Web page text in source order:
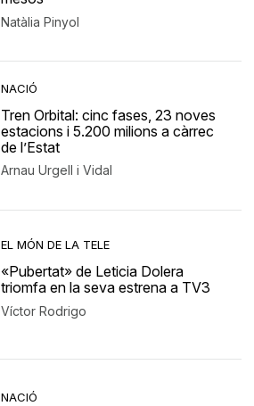
Natàlia Pinyol
NACIÓ
Tren Orbital: cinc fases, 23 noves
estacions i 5.200 milions a càrrec
de l’Estat
Arnau Urgell i Vidal
EL MÓN DE LA TELE
«Pubertat» de Leticia Dolera
triomfa en la seva estrena a TV3
Víctor Rodrigo
NACIÓ